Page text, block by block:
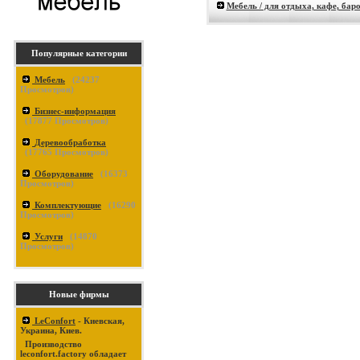
Популярные категории
Мебель (24237
Просмотров)
Бизнес-информация
(17877 Просмотров)
Деревообработка
(17765 Просмотров)
Оборудование (16373
Просмотров)
Комплектующие (16290
Просмотров)
Услуги (14870
Просмотров)
Новые фирмы
LeConfort - Киевская,
Украина, Киев.
Производство
leconfort.factory обладает
Мебель / для отдыха, кафе,